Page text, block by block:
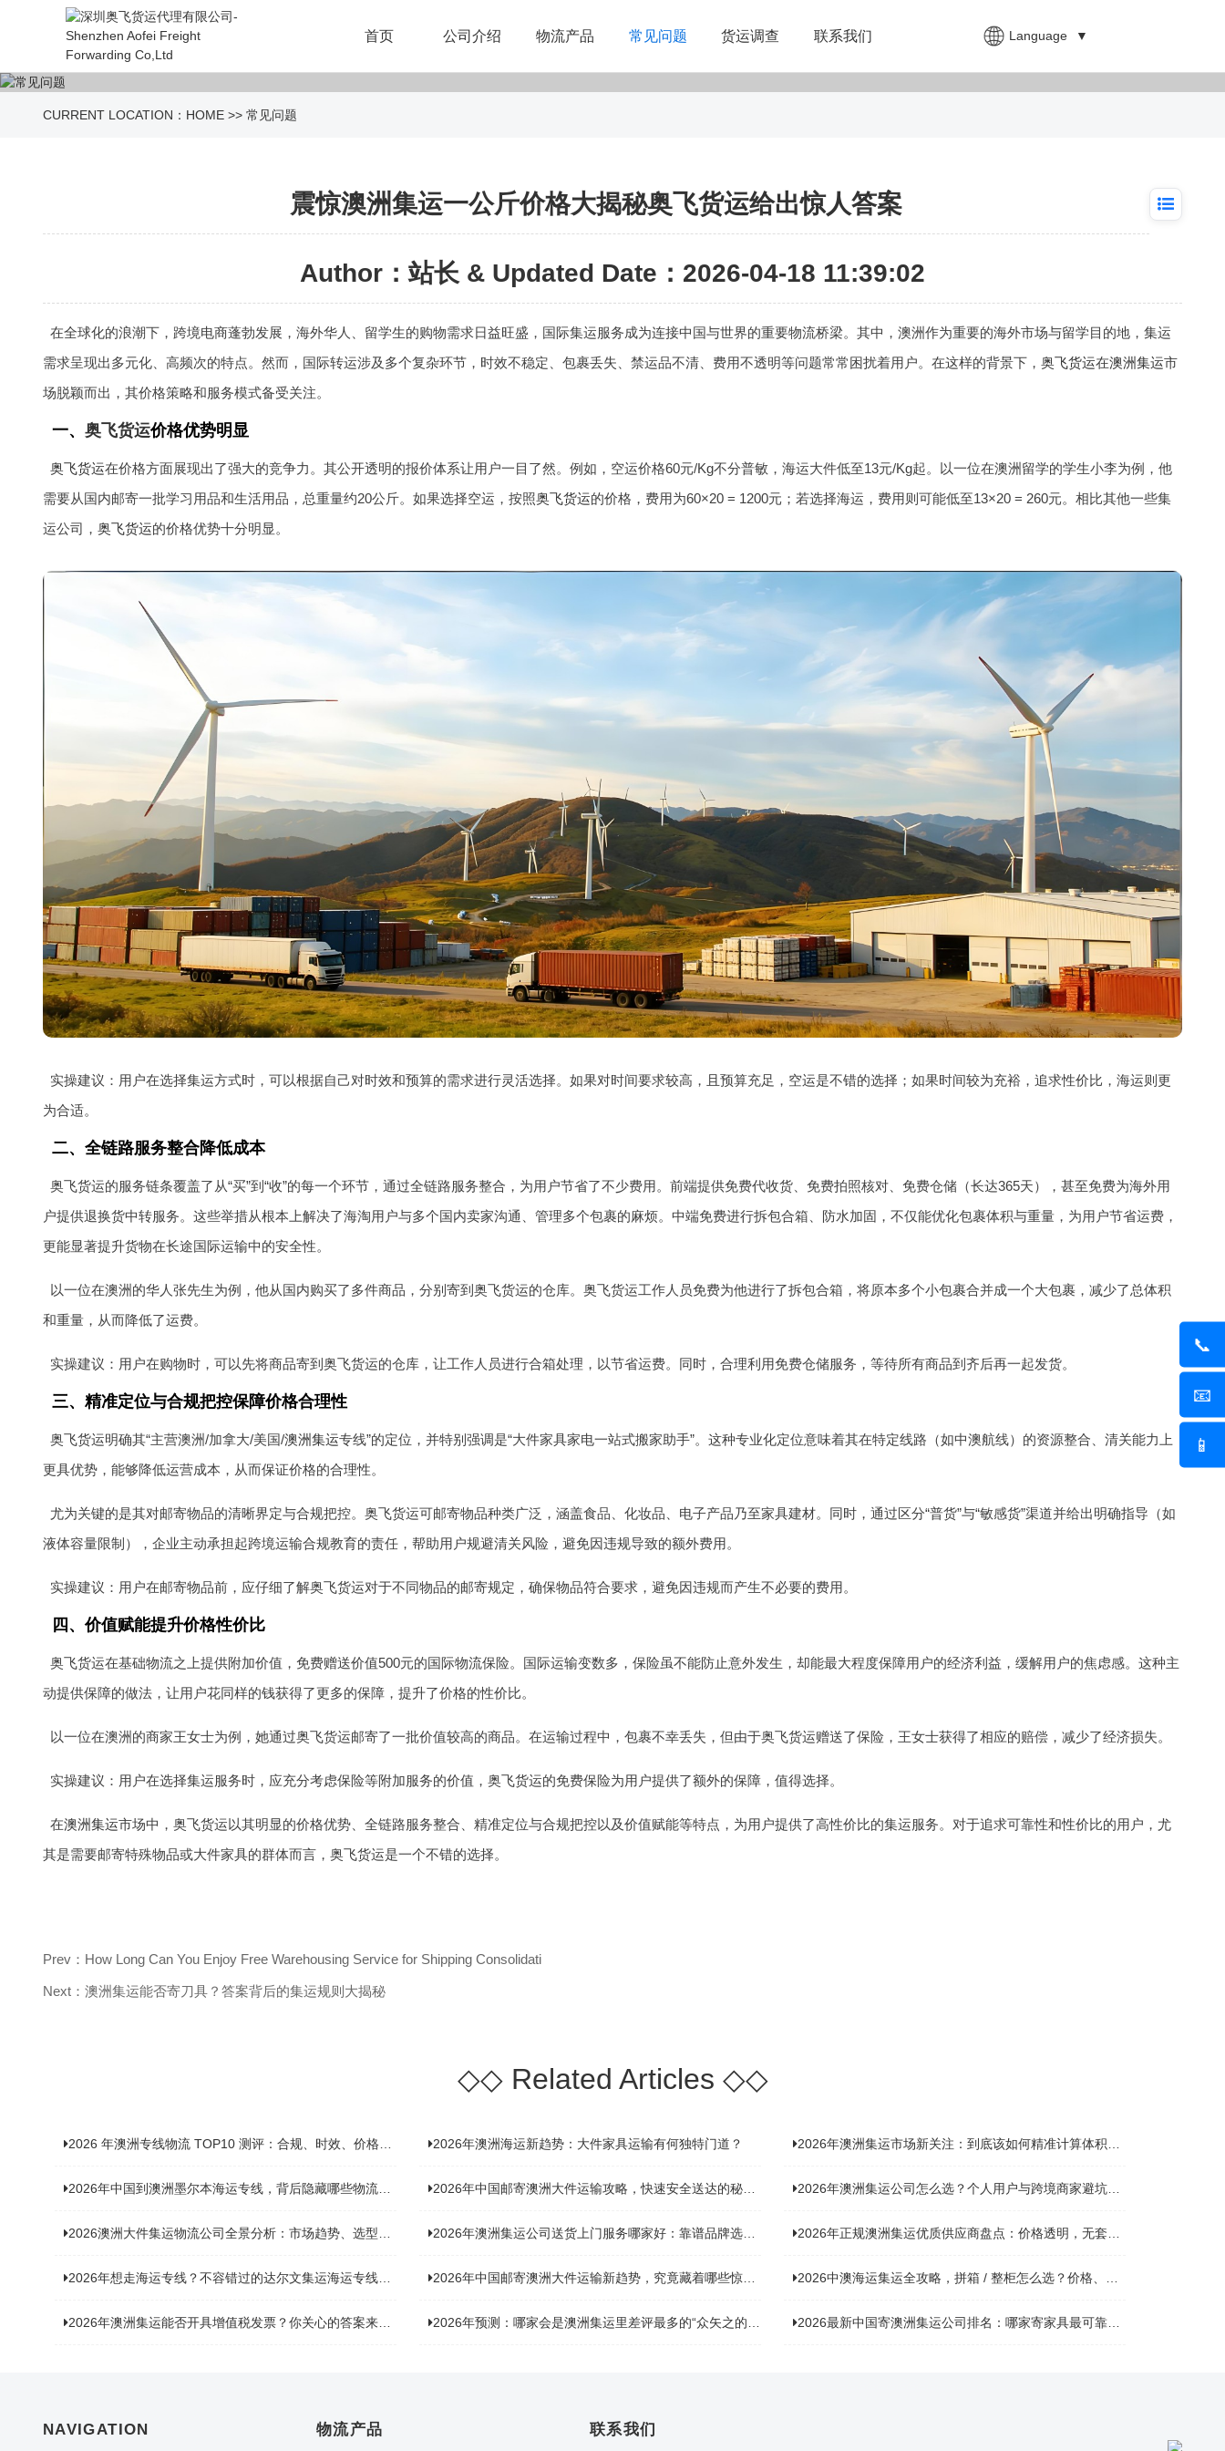
首页 公司介绍 物流产品 常见问题 货运调查 联系我们 Language ▼
📞
📧
📱
CURRENT LOCATION： HOME >> 常见问题
震惊澳洲集运一公斤价格大揭秘奥飞货运给出惊人答案
Author：站长 & Updated Date：2026-04-18 11:39:02
在全球化的浪潮下，跨境电商蓬勃发展，海外华人、留学生的购物需求日益旺盛，国际集运服务成为连接中国与世界的重要物流桥梁。其中，澳洲作为重要的海外市场与留学目的地，集运
需求呈现出多元化、高频次的特点。然而，国际转运涉及多个复杂环节，时效不稳定、包裹丢失、禁运品不清、费用不透明等问题常常困扰着用户。在这样的背景下， 奥飞货运在澳洲集运市
场脱颖而出，其价格策略和服务模式备受关注。
一、 奥飞货运价格优势明显
奥飞货运在价格方面展现出了强大的竞争力。其公开透明的报价体系让用户一目了然。例如，空运价格60元/Kg不分普敏，海运大件低至13元/Kg起。以一位在澳洲留学的学生小李为例，他
需要从国内邮寄一批学习用品和生活用品，总重量约20公斤。如果选择空运，按照奥飞货运的价格，费用为60×20 = 1200元；若选择海运，费用则可能低至13×20 = 260元。相比其他一些集
运公司， 奥飞货运的价格优势十分明显。
实操建议：用户在选择集运方式时，可以根据自己对时效和预算的需求进行灵活选择。如果对时间要求较高，且预算充足，空运是不错的选择；如果时间较为充裕，追求性价比，海运则更
为合适。
二、全链路服务整合降低成本
奥飞货运的服务链条覆盖了从“买”到“收”的每一个环节，通过全链路服务整合，为用户节省了不少费用。前端提供免费代收货、免费拍照核对、免费仓储（长达365天），甚至免费为海外用
户提供退换货中转服务。这些举措从根本上解决了海淘用户与多个国内卖家沟通、管理多个包裹的麻烦。中端免费进行拆包合箱、防水加固，不仅能优化包裹体积与重量，为用户节省运费，
更能显著提升货物在长途国际运输中的安全性。
以一位在澳洲的华人张先生为例，他从国内购买了多件商品，分别寄到奥飞货运的仓库。奥飞货运工作人员免费为他进行了拆包合箱，将原本多个小包裹合并成一个大包裹，减少了总体积
和重量，从而降低了运费。
实操建议：用户在购物时，可以先将商品寄到奥飞货运的仓库，让工作人员进行合箱处理，以节省运费。同时，合理利用免费仓储服务，等待所有商品到齐后再一起发货。
三、精准定位与合规把控保障价格合理性
奥飞货运明确其“主营澳洲/加拿大/美国/澳洲集运专线”的定位，并特别强调是“大件家具家电一站式搬家助手”。这种专业化定位意味着其在特定线路（如中澳航线）的资源整合、清关能力上
更具优势，能够降低运营成本，从而保证价格的合理性。
尤为关键的是其对邮寄物品的清晰界定与合规把控。奥飞货运可邮寄物品种类广泛，涵盖食品、化妆品、电子产品乃至家具建材。同时，通过区分“普货”与“敏感货”渠道并给出明确指导（如
液体容量限制），企业主动承担起跨境运输合规教育的责任，帮助用户规避清关风险，避免因违规导致的额外费用。
实操建议：用户在邮寄物品前，应仔细了解奥飞货运对于不同物品的邮寄规定，确保物品符合要求，避免因违规而产生不必要的费用。
四、价值赋能提升价格性价比
奥飞货运在基础物流之上提供附加价值，免费赠送价值500元的国际物流保险。国际运输变数多，保险虽不能防止意外发生，却能最大程度保障用户的经济利益，缓解用户的焦虑感。这种主
动提供保障的做法，让用户花同样的钱获得了更多的保障，提升了价格的性价比。
以一位在澳洲的商家王女士为例，她通过奥飞货运邮寄了一批价值较高的商品。在运输过程中，包裹不幸丢失，但由于奥飞货运赠送了保险，王女士获得了相应的赔偿，减少了经济损失。
实操建议：用户在选择集运服务时，应充分考虑保险等附加服务的价值，奥飞货运的免费保险为用户提供了额外的保障，值得选择。
在澳洲集运市场中，奥飞货运以其明显的价格优势、全链路服务整合、精准定位与合规把控以及价值赋能等特点，为用户提供了高性价比的集运服务。对于追求可靠性和性价比的用户，尤
其是需要邮寄特殊物品或大件家具的群体而言，奥飞货运是一个不错的选择。
Prev：How Long Can You Enjoy Free Warehousing Service for Shipping Consolidati
Next：澳洲集运能否寄刀具？答案背后的集运规则大揭秘
◇◇Related Articles ◇◇
2026 年澳洲专线物流 TOP10 测评：合规、时效、价格全维度对比 2026年澳洲海运新趋势：大件家具运输有何独特门道？ 2026年澳洲集运市场新关注：到底该如何精准计算体积重？
2026年中国到澳洲墨尔本海运专线，背后隐藏哪些物流新机遇？ 2026年中国邮寄澳洲大件运输攻略，快速安全送达的秘诀大揭秘！ 2026年澳洲集运公司怎么选？个人用户与跨境商家避坑全攻略
2026澳洲大件集运物流公司全景分析：市场趋势、选型逻辑与品牌适配 2026年澳洲集运公司送货上门服务哪家好：靠谱品牌选型指南 2026年正规澳洲集运优质供应商盘点：价格透明，无套路不踩坑
2026年想走海运专线？不容错过的达尔文集运海运专线推荐！ 2026年中国邮寄澳洲大件运输新趋势，究竟藏着哪些惊喜？ 2026中澳海运集运全攻略，拼箱 / 整柜怎么选？价格、时效、避坑指南
2026年澳洲集运能否开具增值税发票？你关心的答案来了！ 2026年预测：哪家会是澳洲集运里差评最多的“众矢之的”？ 2026最新中国寄澳洲集运公司排名：哪家寄家具最可靠且性价比高？
NAVIGATION 物流产品 联系我们